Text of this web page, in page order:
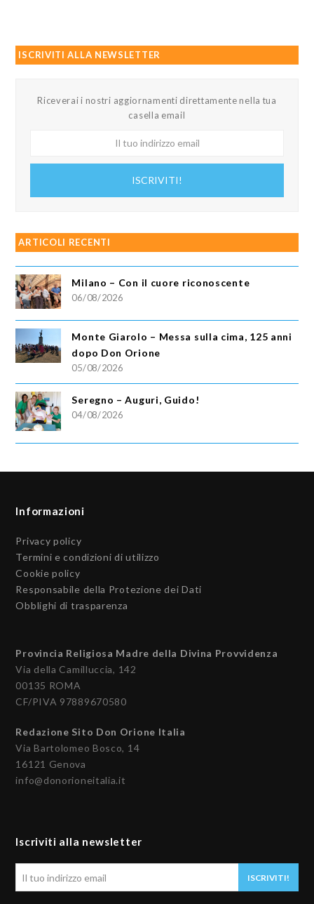
ISCRIVITI ALLA NEWSLETTER
Riceverai i nostri aggiornamenti direttamente nella tua
casella email
ISCRIVITI!
ARTICOLI RECENTI
Milano – Con il cuore riconoscente
06/08/2026
Monte Giarolo – Messa sulla cima, 125 anni
dopo Don Orione
05/08/2026
Seregno – Auguri, Guido!
04/08/2026
Informazioni
Privacy policy
Termini e condizioni di utilizzo
Cookie policy
Responsabile della Protezione dei Dati
Obblighi di trasparenza
Provincia Religiosa Madre della Divina Provvidenza
Via della Camilluccia, 142
00135 ROMA
CF/PIVA 97889670580
Redazione Sito Don Orione Italia
Via Bartolomeo Bosco, 14
16121 Genova
info@donorioneitalia.it
Iscriviti alla newsletter
ISCRIVITI!